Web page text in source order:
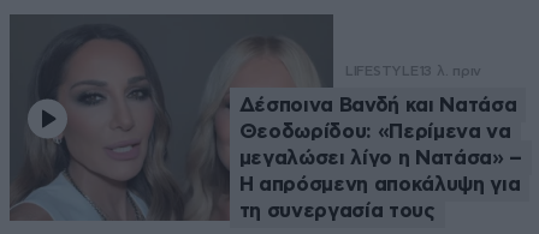
LIFESTYLE 13 λ. πριν
Δέσποινα Βανδή και Νατάσα
Θεοδωρίδου: «Περίμενα να
μεγαλώσει λίγο η Νατάσα» –
Η απρόσμενη αποκάλυψη για
τη συνεργασία τους